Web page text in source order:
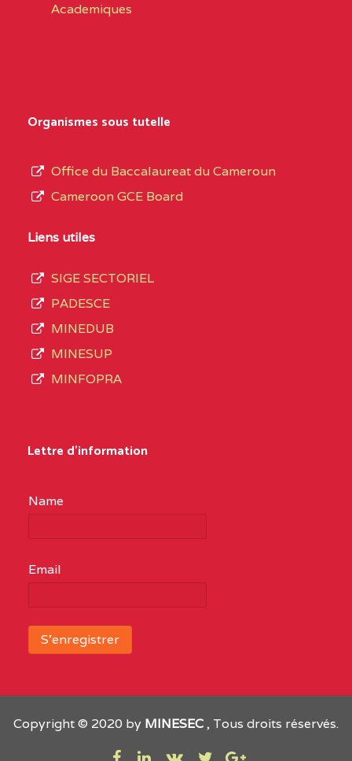
Academiques
Organismes sous tutelle
Office du Baccalaureat du Cameroun
Cameroon GCE Board
Liens utiles
SIGE SECTORIEL
PADESCE
MINEDUB
MINESUP
MINFOPRA
Lettre d'information
Name
Email
Copyright © 2020 by MINESEC, Tous droits réservés.